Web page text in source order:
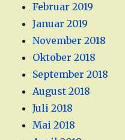
Februar 2019
Januar 2019
November 2018
Oktober 2018
September 2018
August 2018
Juli 2018
Mai 2018